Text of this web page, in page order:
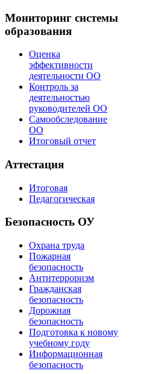
Мониторинг системы
образования
Оценка
эффективности
деятельности ОО
Контроль за
деятельностью
руководителей ОО
Самообследование
ОО
Итоговый отчет
Аттестация
Итоговая
Педагогическая
Безопасность ОУ
Охрана труда
Пожарная
безопасность
Антитерроризм
Гражданская
безопасность
Дорожная
безопасность
Подготовка к новому
учебному году
Информационная
безопасность